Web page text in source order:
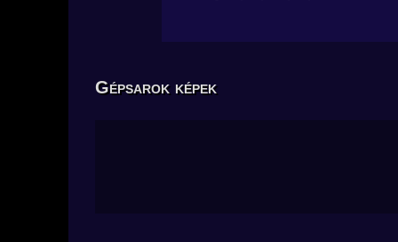
Gépsarok képek